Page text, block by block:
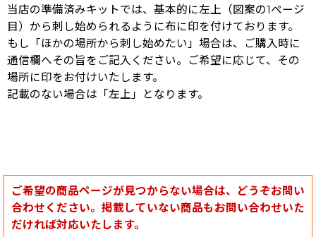
当店の準備済みキットでは、基本的に左上（図案の1ページ
目）から刺し始められるように布に印を付けております。
もし「ほかの場所から刺し始めたい」場合は、ご購入時に
通信欄へその旨をご記入ください。ご希望に応じて、その
場所に印をお付けいたします。
記載のない場合は「左上」となります。
ご希望の商品ページが見つからない場合は、どうぞお問い
合わせください。掲載していない商品もお問い合わせいた
だければ対応いたします。